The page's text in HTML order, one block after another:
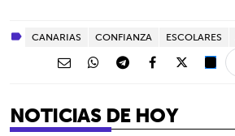
CANARIAS CONFIANZA ESCOLARES
NOTICIAS DE HOY